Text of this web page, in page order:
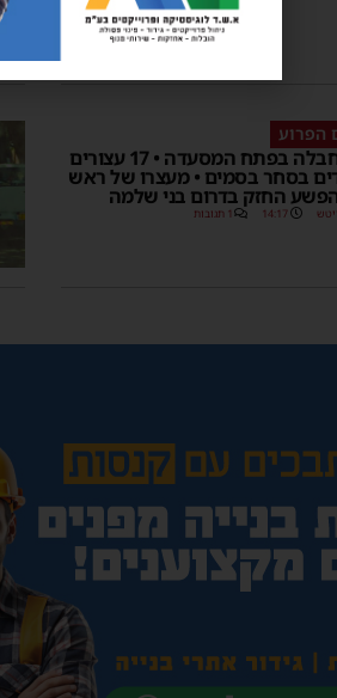
הפרוע
מטען חבלה בפתח המסעדה • 17 עצורים
בסחר בסמים • מעצרו של ראש
הפשע החזק בדרום בני שלמה
14:17 1 תגובות